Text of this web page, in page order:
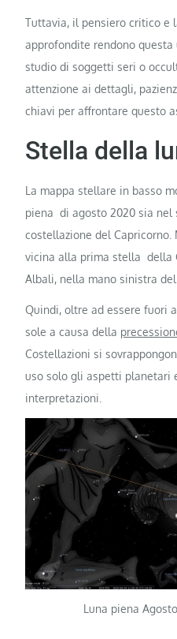
Tuttavia, il pensiero critico e
approfondite rendono
studio di soggetti seri o
attenzione ai dettagli,
chiavi per affrontare questo
Stella della
La mappa stellare in basso
piena di agosto 2020 sia nel
costellazione del
vicina alla prima stella della
Albali, nella mano sinistra del
Quindi, oltre ad essere fuori
sole a causa della
Costellazioni si
uso solo gli aspetti planetari
interpretazioni.
Luna piena